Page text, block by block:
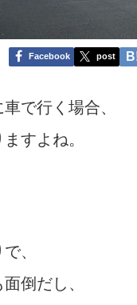
Facebook post
で行く場合、
すよね。
、
倒だし、